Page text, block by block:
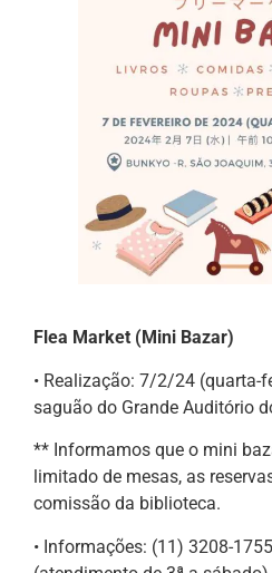
Flea Market (Mini Bazar)
• Realização: 7/2/24 (quarta-
saguão do Grande Auditório
** Informamos que o mini
limitado de mesas, as
comissão da biblioteca.
• Informações: (11) 3208-